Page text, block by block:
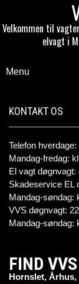
Velkommen til
elvagt i
Menu
KONTAKT OS
Telefon
Mandag-fredag:
El vagt døgnvagt:
Skadeservice EL
Mandag-søndag:
VVS døgnvagt:
Mandag-søndag:
FIND
Hornslet,